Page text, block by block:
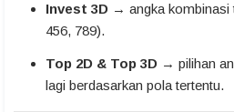
Invest 3D → angka kombinasi
456, 789).
Top 2D & Top 3D → pilihan
lagi berdasarkan pola tertentu.